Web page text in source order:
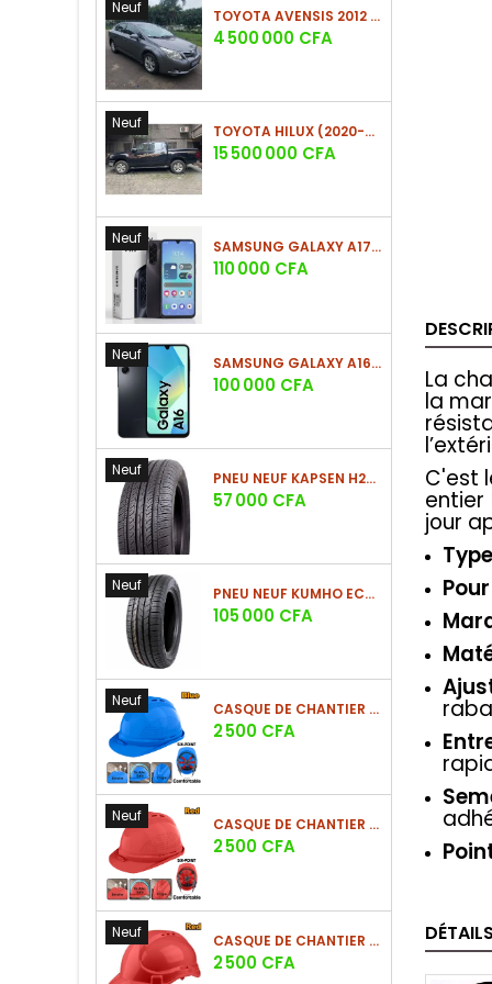
Neuf TOYOTA AVENSIS 2012 (PHASE 2)
Prix
4 500 000 CFA
Neuf TOYOTA HILUX (2020-2021)
Prix
15 500 000 CFA
Neuf SAMSUNG GALAXY A17 (4GO/128GO)
Prix
110 000 CFA
Neuf SAMSUNG GALAXY A16 4G (4GO/128GO)
Prix
100 000 CFA
Neuf PNEU NEUF KAPSEN H202 225/60 R18 100H
Prix
57 000 CFA
Neuf PNEU NEUF KUMHO ECSTA HS52 225/60 R17 99V
Prix
105 000 CFA
Neuf CASQUE DE CHANTIER BLEU EN PE 380G
Prix
2 500 CFA
Neuf CASQUE DE CHANTIER ROUGE EN PE 380G
Prix
2 500 CFA
Neuf CASQUE DE CHANTIER ROUGE EN PE 330G - NOUVEAU MODÈLE
Prix
2 500 CFA
La
la
C'est
entier
jour
Type
Pour